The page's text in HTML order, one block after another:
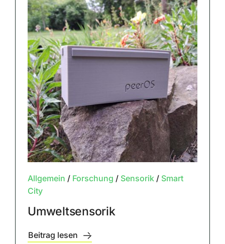
Allgemein / Forschung / Sensorik/ Smart
City
Umweltsensorik
Beitrag lesen